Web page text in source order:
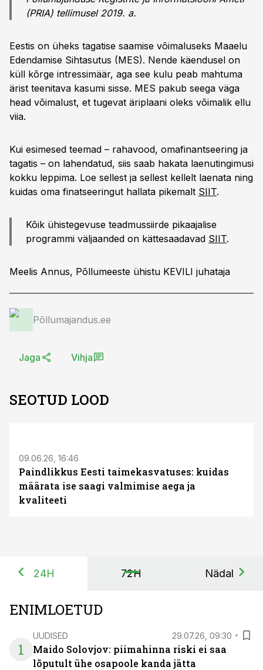
(PRIA) tellimusel 2019. a.
Eestis on üheks tagatise saamise võimaluseks Maaelu
Edendamise Sihtasutus (MES). Nende käendusel on
küll kõrge intressimäär, aga see kulu peab mahtuma
ärist teenitava kasumi sisse. MES pakub seega väga
head võimalust, et tugevat äriplaani oleks võimalik ellu
viia.
Kui esimesed teemad – rahavood, omafinantseering ja
tagatis – on lahendatud, siis saab hakata laenutingimusi
kokku leppima. Loe sellest ja sellest kellelt laenata ning
kuidas oma finatseeringut hallata pikemalt SIIT.
Kõik ühistegevuse teadmussiirde pikaajalise
programmi väljaanded on kättesaadavad SIIT.
Meelis Annus, Põllumeeste ühistu KEVILI juhataja
Põllumajandus.ee
Jaga Vihja
SEOTUD LOOD
09.06.26, 16:46
Paindlikkus Eesti taimekasvatuses: kuidas
määrata ise saagi valmimise aega ja
kvaliteeti
24H 72H Nädal
ENIMLOETUD
1
UUDISED 29.07.26, 09:30
Maido Solovjov: piimahinna riski ei saa
lõputult ühe osapoole kanda jätta